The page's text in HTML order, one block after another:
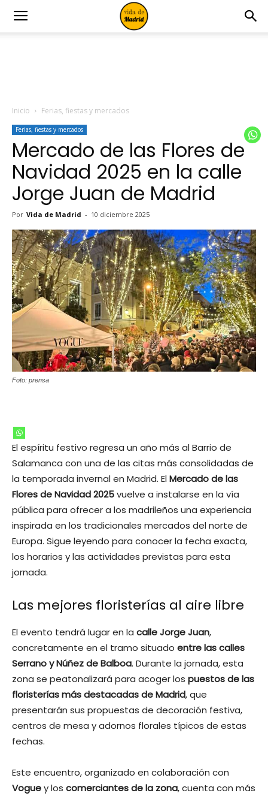
Inicio Ferias, fiestas y mercados
Ferias, fiestas y mercados
Mercado de las Flores de
Navidad 2025 en la calle
Jorge Juan de Madrid
Por Vida de Madrid - 10 diciembre 2025
Foto: prensa
El espíritu festivo regresa un año más al Barrio de
Salamanca con una de las citas más consolidadas de
la temporada invernal en Madrid. ElMercado de las
Flores de Navidad 2025vuelve a instalarse en la vía
pública para ofrecer a los madrileños una experiencia
inspirada en los tradicionales mercados del norte de
Europa. Sigue leyendo para conocer la fecha exacta,
los horarios y las actividades previstas para esta
jornada.
Las mejores floristerías al aire libre
El evento tendrá lugar en la calle Jorge Juan,
concretamente en el tramo situado entre las calles
Serrano y Núñez de Balboa. Durante la jornada, esta
zona se peatonalizará para acoger los puestos de las
floristerías más destacadas de Madrid, que
presentarán sus propuestas de decoración festiva,
centros de mesa y adornos florales típicos de estas
fechas.
Este encuentro, organizado en colaboración con
Voguey los comerciantes de la zona, cuenta con más